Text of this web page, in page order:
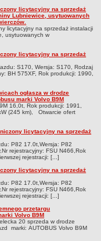
i zbiorowego
licytacyjny na sprzedaż
Lubniewice, usytuowanych
licytacyjny na sprzedaż instalacji
usytuowanych w
licytacyjny na sprzedaż
S170, Wersja: S170, Rodzaj
BH 575XF, Rok produkcji: 1990,
ogłasza w drodze
marki Volvo B9M
16,0t, Rok produkcji: 1991,
(245 km), Otwarcie ofert
licytacyjny na sprzedaż
P82 17.0t,Wersja: P82
rejestracyjny: FSU N466,Rok
rejestracji: [...]
licytacyjny na sprzedaż
P82 17.0t,Wersja: P82
rejestracyjny: FSU N466,Rok
rejestracji: [...]
przetargu
Volvo B9M
20 sprzeda w drodze
marki: AUTOBUS Volvo B9M